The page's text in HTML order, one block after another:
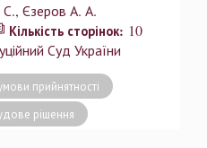
С. Єзеров А. А.
Кількість сторінок: 10
Суд України
прийнятності
рішення